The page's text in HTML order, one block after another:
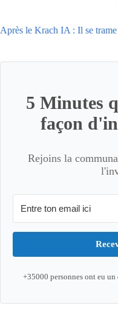
Après le Krach IA : Il se
5 Minutes
façon
Rejoins la
+35000 personnes ont eu